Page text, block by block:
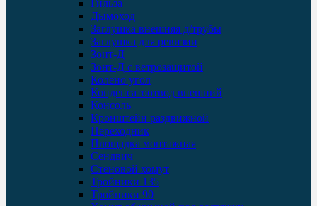
Гильза
Дымоход
Заглушка внешняя д/трубы
Заглушка для ревизии
Зонт-Д
Зонт-Д с ветрозащитой
Колено угол
Конденсатоотвод внешний
Консоль
Кронштейн раздвижной
Переходник
Площадка монтажная
Сендвич
Стеновой хомут
Тройники 135
Тройники 90